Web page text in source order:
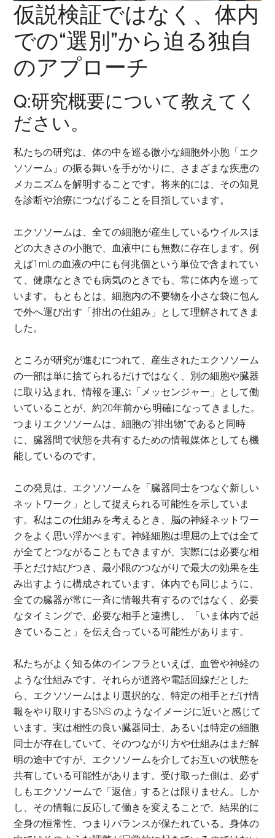
仮説検証ではなく、体内
での“選別”から迫る独自
のアプローチ
Q:研究概要について教えてく
ださい。
私たちの研究は、体の中を巡る微小な細胞外小胞「エク
ソソーム」の振る舞いを手がかりに、さまざまな疾患の
メカニズムを解明することです。将来的には、その知見
を診断や治療につなげることを目指しています。
エクソソームは、全ての細胞が産生しているウイルスほ
どの大きさの小胞で、血液中にも無数に存在します。例
えば1mLの血液の中にも何兆個という単位で含まれてい
て、健康なときでも病気のときでも、常に体内を巡って
います。もともとは、細胞内の不要物を小さな袋に包ん
で外へ運び出す「排出の仕組み」として理解されてきま
した。
ところが研究が進むにつれて、産生されたエクソソーム
の一部は単に捨てられるだけではなく、別の細胞や臓器
に取り込まれ、情報を運ぶ「メッセンジャー」として働
いていることが、約20年前から明確になってきました。
つまりエクソソームは、細胞の“排出物”であると同時
に、臓器間で状態を共有するための情報媒体としても機
能しているのです。
この発見は、エクソソームを「臓器同士をつなぐ新しい
ネットワーク」として捉えられる可能性を示していま
す。私はこの仕組みを考えるとき、脳の神経ネットワー
クをよく思い浮かべます。神経細胞は理屈の上では全て
が全てとつながることもできますが、実際には必要な相
手とだけ結びつき、最小限のつながりで最大の効果を生
み出すように構成されています。体内でも同じように、
全ての臓器が常に一斉に情報共有するのではなく、必要
なタイミングで、必要な相手と連携し、「いま体内で起
きていること」を伝え合っている可能性があります。
私たちがよく知る体のインフラといえば、血管や神経の
ような仕組みです。それらが道路や電話回線だとした
ら、エクソソームはより選択的な、特定の相手とだけ情
報をやり取りするSNS のようなイメージに近いと感じて
います。実は相性の良い臓器同士、あるいは特定の細胞
同士が存在していて、そのつながり方や仕組みはまだ解
明の途中ですが、エクソソームを介してお互いの状態を
共有している可能性があります。受け取った側は、必ず
しもエクソソームで「返信」するとは限りません。しか
し、その情報に反応して働きを変えることで、結果的に
全身の恒常性、つまりバランスが保たれている。身体の